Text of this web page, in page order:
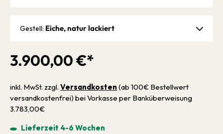
3.900,00 €*
inkl. MwSt. zzgl. Versandkosten (ab 100€ Bestellwert
versandkostenfrei) bei Vorkasse per Banküberweisung
3.783,00€
Lieferzeit 4-6 Wochen
Gestell: Eiche, natur lackiert